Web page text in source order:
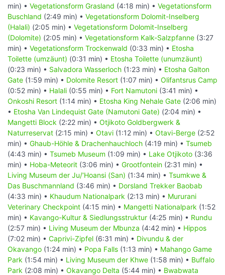
min) • Vegetationsform Grasland (4:18 min) • Vegetationsform
Buschland (2:49 min) • Vegetationsform Dolomit-Inselberg
(Halali) (2:05 min) • Vegetationsform Dolomit-Inselberg
(Dolomite) (2:05 min) • Vegetationsform Kalk-Salzpfanne (3:27
min) • Vegetationsform Trockenwald (0:33 min) • Etosha
Toilette (umzäunt) (0:31 min) • Etosha Toilette (unumzäunt)
(0:23 min) • Salvadora Wasserloch (1:23 min) • Etosha Galton
Gate (1:59 min) • Dolomite Resort (1:07 min) • Olifantsrus Camp
(0:52 min) • Halali (0:55 min) • Fort Namutoni (3:41 min) •
Onkoshi Resort (1:14 min) • Etosha King Nehale Gate (2:06 min)
• Etosha Van Lindequist Gate (Namutoni Gate) (2:04 min) •
Mangetti Block (2:22 min) • Otjikoto Goldbergwerk &
Naturreservat (2:15 min) • Otavi (1:12 min) • Otavi-Berge (2:52
min) • Ghaub-Höhle & Drachenhauchloch (4:19 min) • Tsumeb
(4:43 min) • Tsumeb Museum (1:09 min) • Lake Otjikoto (3:36
min) • Hoba-Meteorit (3:06 min) • Grootfontein (2:31 min) •
Living Museum der Ju/‘Hoansi (San) (1:34 min) • Tsumkwe &
Das Buschmannland (3:46 min) • Dorsland Trekker Baobab
(4:33 min) • Khaudum Nationalpark (2:13 min) • Mururani
Veterinary Checkpoint (4:15 min) • Mangetti Nationalpark (1:52
min) • Kavango-Kultur & Siedlungsstruktur (4:25 min) • Rundu
(2:57 min) • Living Museum der Mbunza (4:42 min) • Hippos
(7:02 min) • Caprivi-Zipfel (6:31 min) • Divundu & der
Okavango (1:24 min) • Popa Falls (1:13 min) • Mahango Game
Park (1:54 min) • Living Museum der Khwe (1:58 min) • Buffalo
Park (2:08 min) • Okavango Delta (5:44 min) • Bwabwata